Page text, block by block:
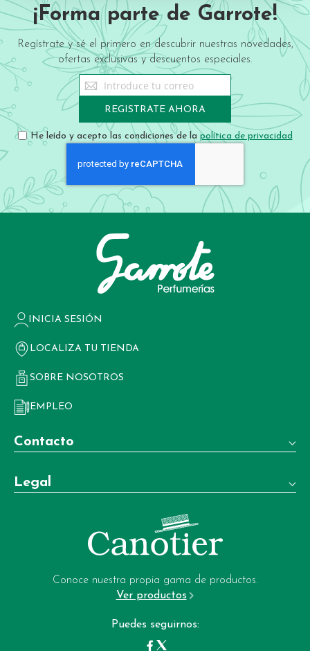
¡Forma parte de Garrote!
Regístrate y sé el primero en descubrir nuestras novedades,
ofertas exclusivas y descuentos especiales.
Sign
Up
for
Our
Newsletter:
REGISTRATE AHORA
He leído y acepto las condiciones de la política de privacidad
INICIA SESIÓN
LOCALIZA TU TIENDA
SOBRE NOSOTROS
EMPLEO
Contacto
Teléfono:
+34 981 22 97 83
+34 604 02 37 06
garrote-web@perfumeriagarrote.es
Legal
Términos y condiciones de venta
Política de privacidad
Conoce nuestra propia gama de productos.
Ver productos
Puedes seguirnos: